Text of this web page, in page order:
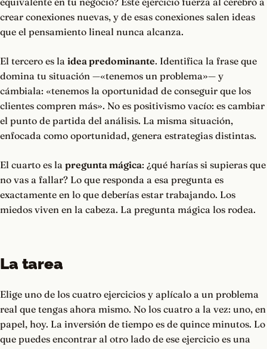
crear conexiones nuevas, y de esas conexiones salen ideas
que el pensamiento lineal nunca alcanza.
El tercero es la idea predominante. Identifica la frase que
domina tu situación —«tenemos un problema»— y
cámbiala: «tenemos la oportunidad de conseguir que los
clientes compren más». No es positivismo vacío: es cambiar
el punto de partida del análisis. La misma situación,
enfocada como oportunidad, genera estrategias distintas.
El cuarto es la pregunta mágica: ¿qué harías si supieras que
no vas a fallar? Lo que responda a esa pregunta es
exactamente en lo que deberías estar trabajando. Los
miedos viven en la cabeza. La pregunta mágica los rodea.
La tarea
Elige uno de los cuatro ejercicios y aplícalo a un problema
real que tengas ahora mismo. No los cuatro a la vez: uno, en
papel, hoy. La inversión de tiempo es de quince minutos. Lo
que puedes encontrar al otro lado de ese ejercicio es una